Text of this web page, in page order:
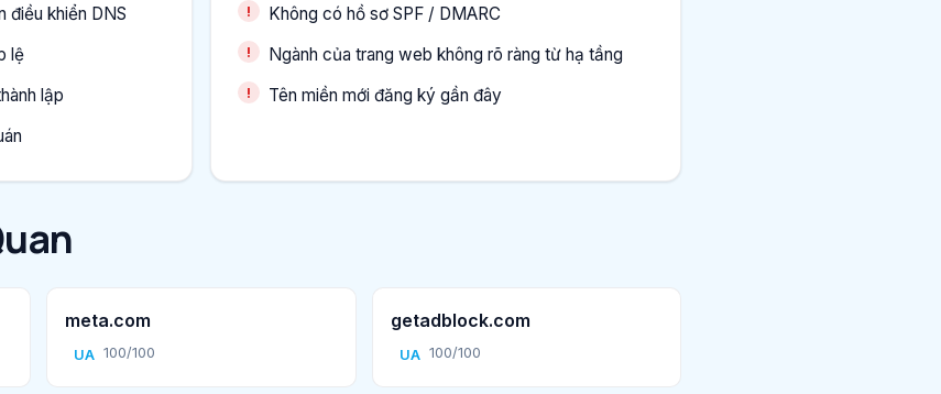
điều khiển DNS
lệ
lập
Không có hồ sơ SPF / DMARC
Ngành của trang web không rõ ràng từ hạ tầng
Tên miền mới đăng ký gần đây
meta.com
UA 100/100
getadblock.com
UA 100/100